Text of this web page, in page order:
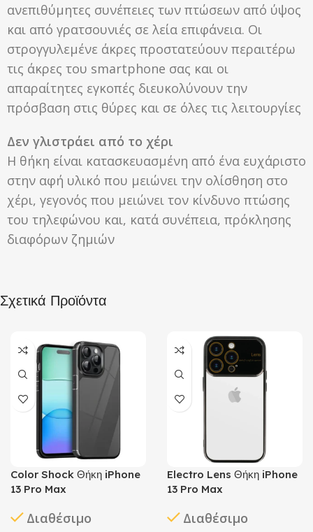
ανεπιθύμητες συνέπειες των πτώσεων από ύψος
και από γρατσουνιές σε λεία επιφάνεια. Οι
στρογγυλεμένε άκρες προστατεύουν περαιτέρω
τις άκρες του smartphone σας και οι
απαραίτητες εγκοπές διευκολύνουν την
πρόσβαση στις θύρες και σε όλες τις λειτουργίες
Δεν γλιστράει από το χέρι
Η θήκη είναι κατασκευασμένη από ένα ευχάριστο
στην αφή υλικό που μειώνει την ολίσθηση στο
χέρι, γεγονός που μειώνει τον κίνδυνο πτώσης
του τηλεφώνου και, κατά συνέπεια, πρόκλησης
διαφόρων ζημιών
Σχετικά Προϊόντα
Color Shock Θήκη iPhone
13 Pro Max
Διαθέσιμο
Electro Lens Θήκη iPhone
13 Pro Max
Διαθέσιμο